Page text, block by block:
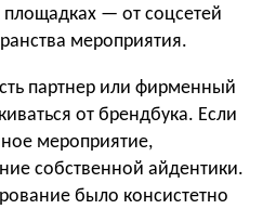
площадках — от соцсетей
мероприятия.
партнер или фирменный
от брендбука. Если
мероприятие,
собственной айдентики.
было консистетно